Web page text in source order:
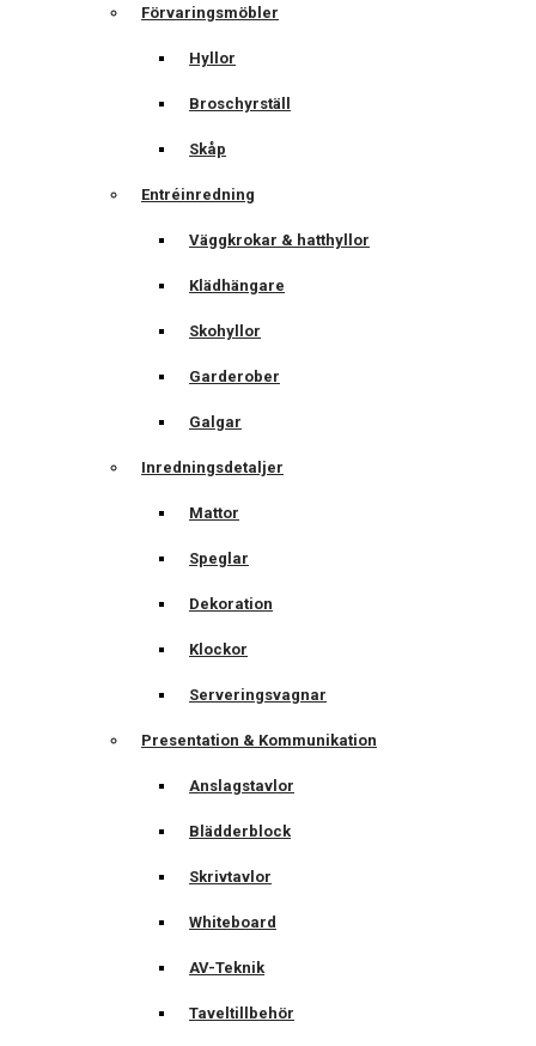
Förvaringsmöbler
Hyllor
Broschyrställ
Skåp
Entréinredning
Väggkrokar & hatthyllor
Klädhängare
Skohyllor
Garderober
Galgar
Inredningsdetaljer
Mattor
Speglar
Dekoration
Klockor
Serveringsvagnar
Presentation & Kommunikation
Anslagstavlor
Blädderblock
Skrivtavlor
Whiteboard
AV-Teknik
Taveltillbehör